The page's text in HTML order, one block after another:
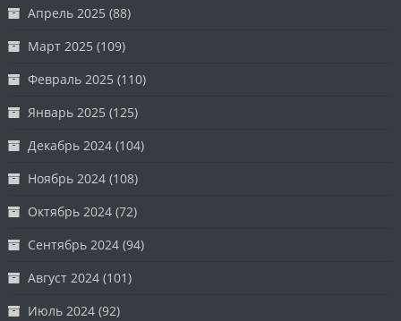
Апрель 2025 (88)
Март 2025 (109)
Февраль 2025 (110)
Январь 2025 (125)
Декабрь 2024 (104)
Ноябрь 2024 (108)
Октябрь 2024 (72)
Сентябрь 2024 (94)
Август 2024 (101)
Июль 2024 (92)